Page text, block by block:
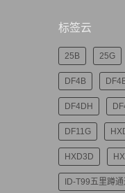
标签云
25B 25G
DF4B
DF4DH
DF11G
HXD3D
ID-T99五里蹲通